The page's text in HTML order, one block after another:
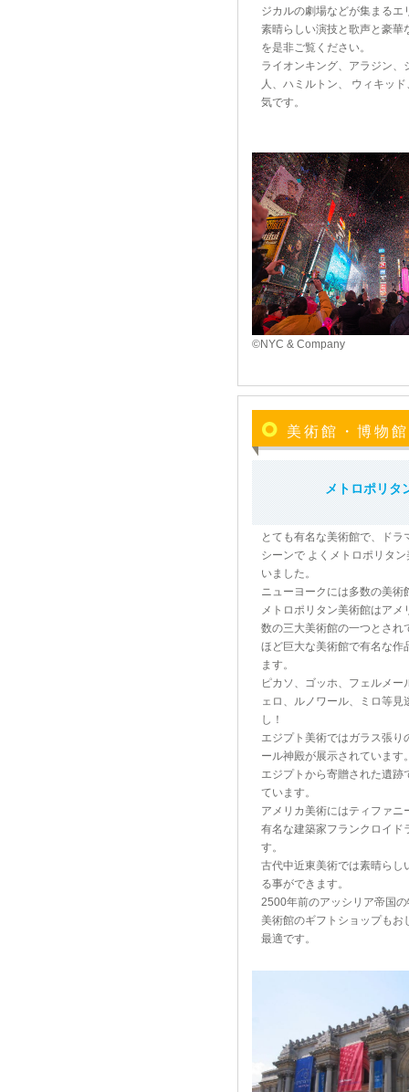
ジカルの劇場などが集まるエ
素晴らしい演技と歌声と豪華
を是非ご覧ください。
ライオンキング、アラジン、
人、ハミルトン、 ウィキッ
気です。
©NYC & Company
美術館・博物館
メトロポリタ
とても有名な美術館で、ドラ
シーンで よくメトロポリタ
いました。
ニューヨークには多数の美術
メトロポリタン美術館はアメ
数の三大美術館の一つとされ
ほど巨大な美術館で有名な作
ます。
ピカソ、ゴッホ、フェルメー
ェロ、ルノワール、ミロ等見
し！
エジプト美術ではガラス張り
ール神殿が展示されています
エジプトから寄贈された遺跡
ています。
アメリカ美術にはティファニ
有名な建築家フランクロイド
す。
古代中近東美術では素晴らし
る事ができます。
2500年前のアッシリア帝国
美術館のギフトショップもお
最適です。